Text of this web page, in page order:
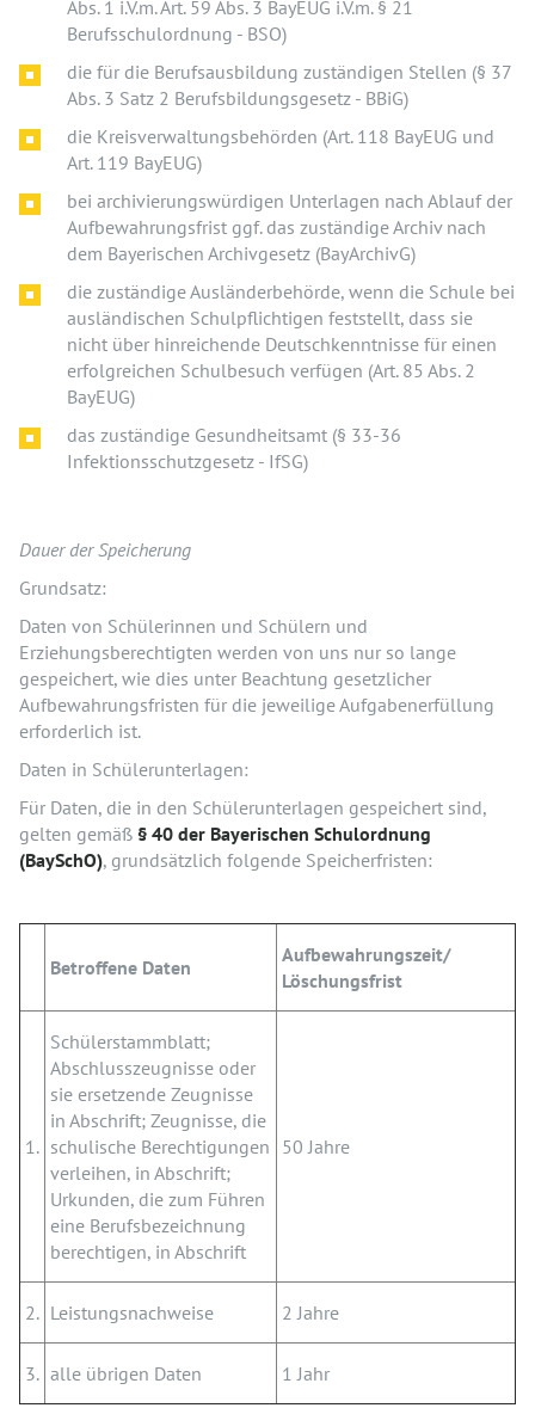
Abs. 1 i.V.m. Art. 59 Abs. 3 BayEUG i.V.m. § 21
Berufsschulordnung - BSO)
die für die Berufsausbildung zuständigen Stellen (§ 37
Abs. 3 Satz 2 Berufsbildungsgesetz - BBiG)
die Kreisverwaltungsbehörden (Art. 118 BayEUG und
Art. 119 BayEUG)
bei archivierungswürdigen Unterlagen nach Ablauf der
Aufbewahrungsfrist ggf. das zuständige Archiv nach
dem Bayerischen Archivgesetz (BayArchivG)
die zuständige Ausländerbehörde, wenn die Schule bei
ausländischen Schulpflichtigen feststellt, dass sie
nicht über hinreichende Deutschkenntnisse für einen
erfolgreichen Schulbesuch verfügen (Art. 85 Abs. 2
BayEUG)
das zuständige Gesundheitsamt (§ 33-36
Infektionsschutzgesetz - IfSG)
Dauer der Speicherung
Grundsatz:
Daten von Schülerinnen und Schülern und
Erziehungsberechtigten werden von uns nur so lange
gespeichert, wie dies unter Beachtung gesetzlicher
Aufbewahrungsfristen für die jeweilige Aufgabenerfüllung
erforderlich ist.
Daten in Schülerunterlagen:
Für Daten, die in den Schülerunterlagen gespeichert sind,
gelten gemäß § 40 der Bayerischen Schulordnung
(BaySchO), grundsätzlich folgende Speicherfristen:
Betroffene Daten
Aufbewahrungszeit/
Löschungsfrist
1.
Schülerstammblatt;
Abschlusszeugnisse oder
sie ersetzende Zeugnisse
in Abschrift; Zeugnisse, die
schulische Berechtigungen
verleihen, in Abschrift;
Urkunden, die zum Führen
eine Berufsbezeichnung
berechtigen, in Abschrift
50 Jahre
2. Leistungsnachweise 2 Jahre
3. alle übrigen Daten 1 Jahr